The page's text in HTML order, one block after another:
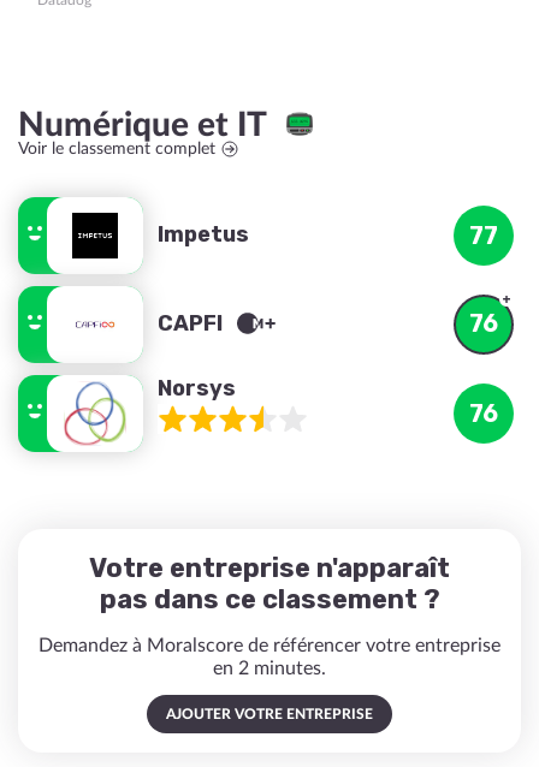
Numérique et IT
Voir le classement complet
Impetus 77
CAPFI 76
Norsys
76
Votre entreprise n'apparaît
pas dans ce classement ?
Demandez à Moralscore de référencer votre entreprise
en 2 minutes.
AJOUTER VOTRE ENTREPRISE